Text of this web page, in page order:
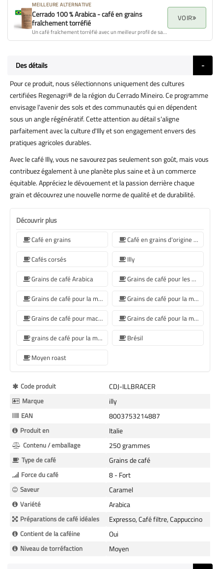
MEILLEURE ALTERNATIVE
Cerrado 100 % Arabica - café en grains
fraîchement torréfié
Un café fraîchement torréfié avec un meilleur profil de saveur, arôme et qualité globale.
VOIR
Des détails
Pour ce produit, nous sélectionnons uniquement des cultures
certifiées Regenagri® de la région du Cerrado Mineiro. Ce programme
envisage l'avenir des sols et des communautés qui en dépendent
sous un angle régénératif. Cette attention au détail s'aligne
parfaitement avec la culture d'Illy et son engagement envers des
pratiques agricoles durables.
Avec le café Illy, vous ne savourez pas seulement son goût, mais vous
contribuez également à une planète plus saine et à un commerce
équitable. Appréciez le dévouement et la passion derrière chaque
grain et découvrez une nouvelle norme de qualité et de durabilité.
Découvrir plus
Café en grains
Café en grains d'origine unique
Cafés corsés
Illy
Grains de café Arabica
Grains de café pour les machines à café Sage
Grains de café pour la machine à café Jura
Grains de café pour la machine à café De'Longhi
Grains de café pour machine à café Philips
Grains de café pour la machine à café Krups
grains de café pour la machine à café Siemens
Brésil
Moyen roast
Plus
d’information
Code produit CDJ-ILLBRACER
Marque illy
EAN 8003753214887
Produit en Italie
Contenu / emballage 250 grammes
Type de café Grains de café
Force du café 8 - Fort
Saveur Caramel
Variété Arabica
Préparations de café idéales Expresso, Café filtre, Cappuccino
Contient de la caféine Oui
Niveau de torréfaction Moyen